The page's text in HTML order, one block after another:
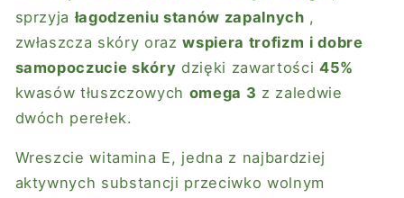
sprzyjałagodzeniu stanów zapalnych ,
zwłaszcza skóry orazwspiera trofizm i dobre
samopoczucie skóry dzięki zawartości 45%
kwasów tłuszczowych omega 3 z zaledwie
dwóch perełek.
Wreszcie witamina E, jedna z najbardziej
aktywnych substancji przeciwko wolnym